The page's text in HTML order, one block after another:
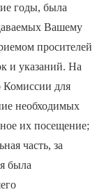
годы, была
Вашему
просителей
и указаний. На
Комиссии для
необходимых
их посещение;
часть, за
была